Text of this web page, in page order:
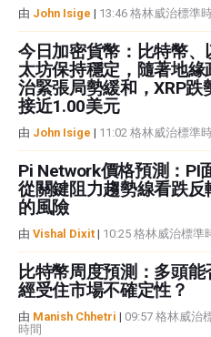
由 John Isige | 13:46 格林威治標準
今日加密貨幣：比特幣、
太坊保持穩定，隨著地緣
治緊張局勢緩和，XRP跌
接近1.00美元
由 John Isige | 11:02 格林威治標準
Pi Network價格預測：PI
從關鍵阻力趨勢線看跌反
的風險
由 Vishal Dixit| 10:25 格林威治標準
比特幣周度預測：多頭能
經受住市場不確定性？
由 Manish Chhetri | 09:57 格林威治
時間